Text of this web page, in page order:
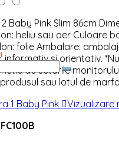
Baby Pink Slim 86cm
heliu sau aer Culoare
folie Ambalare:
si orientativ.
de setarile
sau lotul de
Vizualizare